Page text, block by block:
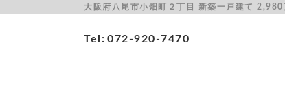
大阪府八尾市小畑町２丁目 新築一戸建て
Tel 072-920-7470